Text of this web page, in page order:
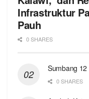
Infrastruktur
Pauh
0 SHARES
Sumbang
0 SHARES